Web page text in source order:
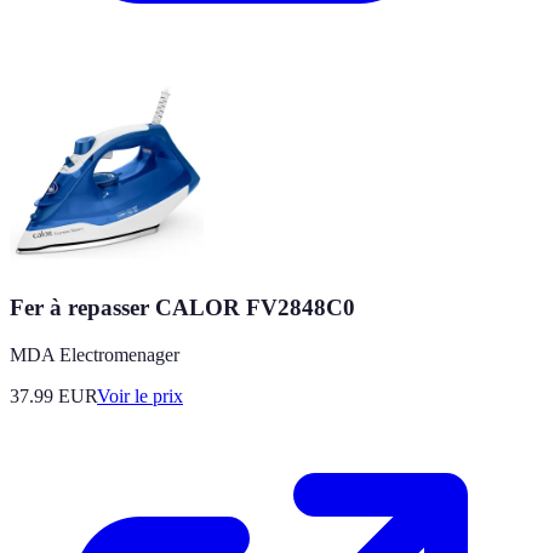
Fer à repasser CALOR FV2848C0
MDA Electromenager
37.99 EURVoir le prix